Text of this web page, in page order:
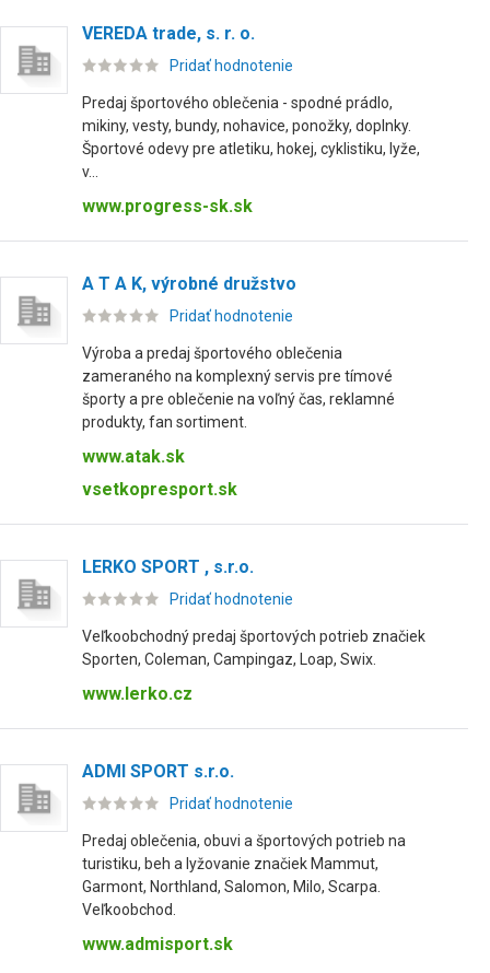
VEREDA trade, s. r. o.
Pridať hodnotenie
Predaj športového oblečenia - spodné prádlo,
mikiny, vesty, bundy, nohavice, ponožky, doplnky.
Športové odevy pre atletiku, hokej, cyklistiku, lyže,
v...
www.progress-sk.sk
A T A K, výrobné družstvo
Pridať hodnotenie
Výroba a predaj športového oblečenia
zameraného na komplexný servis pre tímové
športy a pre oblečenie na voľný čas, reklamné
produkty, fan sortiment.
www.atak.sk
vsetkopresport.sk
LERKO SPORT , s.r.o.
Pridať hodnotenie
Veľkoobchodný predaj športových potrieb značiek
Sporten, Coleman, Campingaz, Loap, Swix.
www.lerko.cz
ADMI SPORT s.r.o.
Pridať hodnotenie
Predaj oblečenia, obuvi a športových potrieb na
turistiku, beh a lyžovanie značiek Mammut,
Garmont, Northland, Salomon, Milo, Scarpa.
Veľkoobchod.
www.admisport.sk